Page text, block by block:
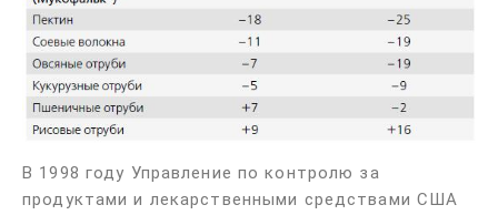
В 1998 году Управление по контролю за
продуктами и лекарственными средствами США